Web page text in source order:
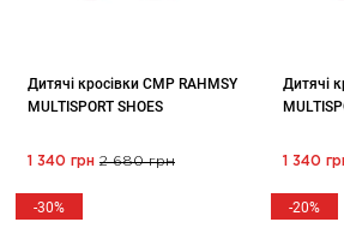
Дитячі кросівки CMP RAHMSY
MULTISPORT SHOES
1 340 грн 2 680 грн
Дитячі
1 340
-30% -20%